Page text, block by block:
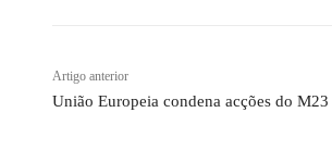
Artigo anterior
União Europeia condena acções do